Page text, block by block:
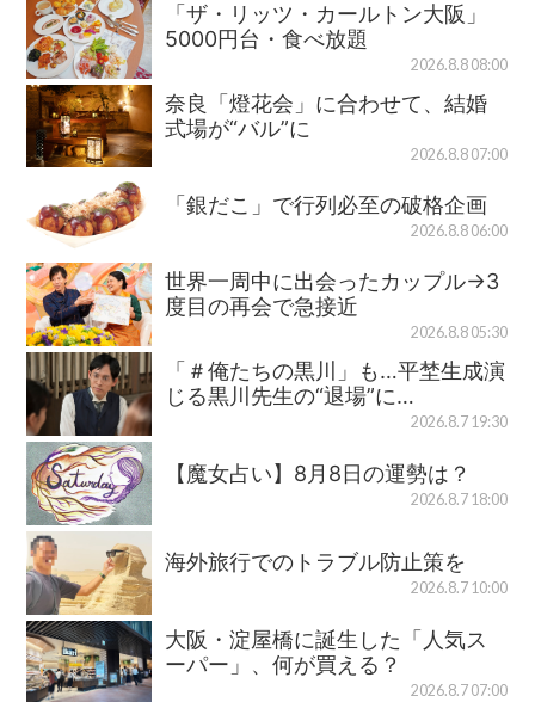
「ザ・リッツ・カールトン大阪」
5000円台・食べ放題
2026.8.8 08:00
奈良「燈花会」に合わせて、結婚
式場が“バル”に
2026.8.8 07:00
「銀だこ」で行列必至の破格企画
2026.8.8 06:00
世界一周中に出会ったカップル→3
度目の再会で急接近
2026.8.8 05:30
「＃俺たちの黒川」も…平埜生成演
じる黒川先生の“退場”に…
2026.8.7 19:30
【魔女占い】8月8日の運勢は？
2026.8.7 18:00
海外旅行でのトラブル防止策を
2026.8.7 10:00
大阪・淀屋橋に誕生した「人気ス
ーパー」、何が買える？
2026.8.7 07:00